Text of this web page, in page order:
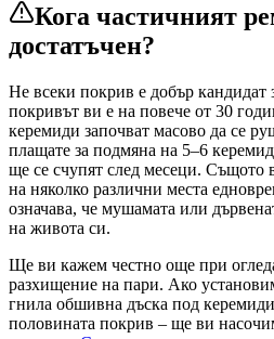
Кога частичният
достатъчен?
Не всеки покрив е добър кандидат
покривът ви е на повече от 30
керемиди започват масово да се
плащате за подмяна на 5–6
ще се счупят след месеци. Същото
на няколко различни места
означава, че мушамата или
на живота си.
Ще ви кажем честно още при
разхищение на пари. Ако
гнила обшивна дъска под
половината покрив – ще ви